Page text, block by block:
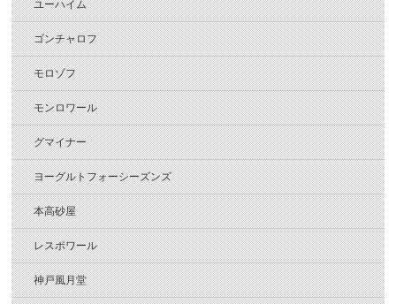
ユーハイム
ゴンチャロフ
モロゾフ
モンロワール
グマイナー
ヨーグルトフォーシーズンズ
本高砂屋
レスポワール
神戸風月堂